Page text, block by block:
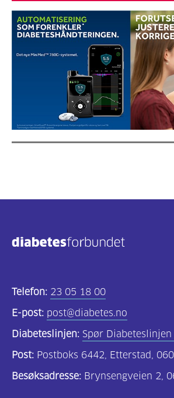
Telefon: 23 05 18 00
E-post: post@diabetes.no
Diabeteslinjen: Spør
Post: Postboks 6442, Etterstad,
Besøksadresse: Brynsengveien 2,